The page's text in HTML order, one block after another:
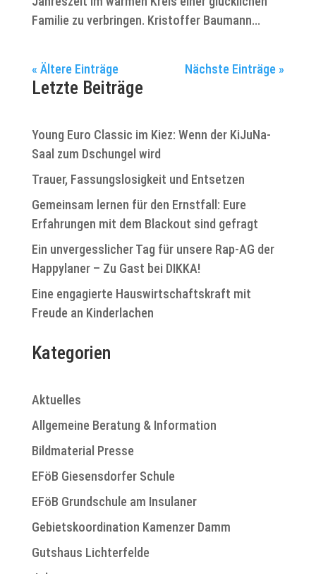
Familie zu verbringen. Kristoffer Baumann...
« Ältere Einträge Nächste Einträge »
Letzte Beiträge
Young Euro Classic im Kiez: Wenn der KiJuNa-
Saal zum Dschungel wird
Trauer, Fassungslosigkeit und Entsetzen
Gemeinsam lernen für den Ernstfall: Eure
Erfahrungen mit dem Blackout sind gefragt
Ein unvergesslicher Tag für unsere Rap-AG der
Happylaner – Zu Gast bei DIKKA!
Eine engagierte Hauswirtschaftskraft mit
Freude an Kinderlachen
Kategorien
Aktuelles
Allgemeine Beratung & Information
Bildmaterial Presse
EFöB Giesensdorfer Schule
EFöB Grundschule am Insulaner
Gebietskoordination Kamenzer Damm
Gutshaus Lichterfelde